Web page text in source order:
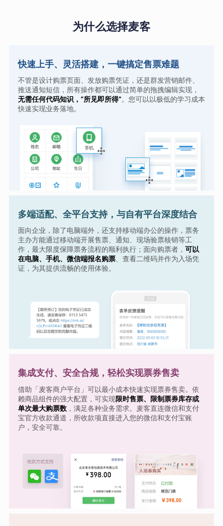
为什么选择麦客
快速上手、灵活搭建，一键搞定售票难题
不管是设计购票页面、发放购票凭证，还是群发营销邮件、
推送通知短信，所有操作都可以通过简单的拖拽编辑实现，
无需任何代码知识，“所见即所得”。您可以以极低的学习成本
快速实现业务落地。
多端适配、全平台支持，与自有平台深度结合
面向企业，除了电脑端外，还支持移动端办公的操作，票务
主办方能通过移动端开展售票、通知、现场验票核销等工
作，最大限度保障票务流程的顺利执行；面向购票者， 可以
在电脑、手机、微信端报名购票、查看二维码并作为入场凭
证，为其提供流畅的使用体验。
集成支付、安全合规，轻松实现票券售卖
借助「麦客商户平台」可以最小成本快速实现票券售卖。依
赖商品组件的强大配置，可实现限时售票、限制票券库存或
单次最大购票数，满足各种业务需求。麦客直连微信和支付
宝官方收款通道，所收款项直接进入您的微信和支付宝账
户，安全可靠。